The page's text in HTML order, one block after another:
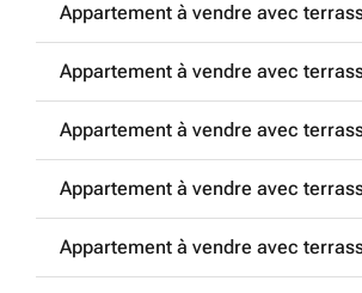
Appartement à vendre avec
Appartement à vendre avec